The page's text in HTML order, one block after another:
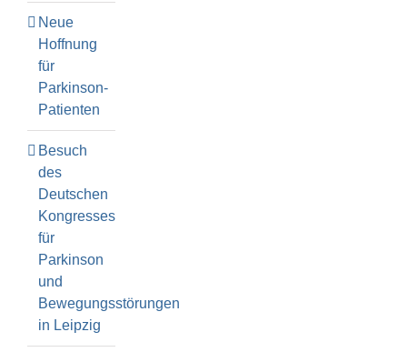
Neue
Hoffnung
für
Parkinson-
Patienten
Besuch
des
Deutschen
Kongresses
für
Parkinson
und
Bewegungsstörungen
in Leipzig